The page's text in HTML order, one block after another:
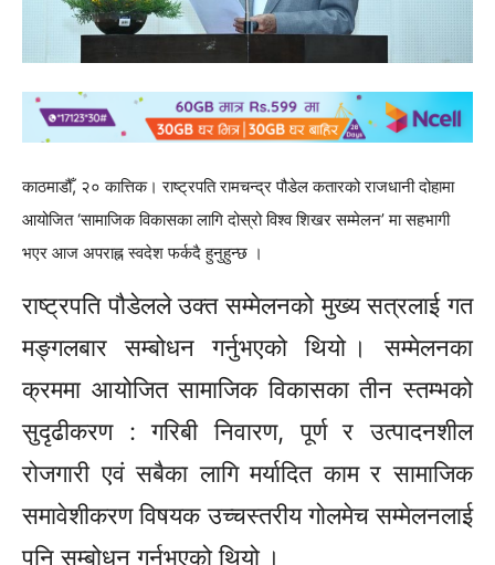
काठमाडौँ, २० कात्तिक। राष्ट्रपति रामचन्द्र पौडेल कतारको राजधानी दोहामा
आयोजित ‘सामाजिक विकासका लागि दोस्रो विश्व शिखर सम्मेलन’ मा सहभागी
भएर आज अपराह्न स्वदेश फर्कदै हुनुहुन्छ ।
राष्ट्रपति पौडेलले उक्त सम्मेलनको मुख्य सत्रलाई गत
मङ्गलबार सम्बोधन गर्नुभएको थियो । सम्मेलनका
क्रममा आयोजित सामाजिक विकासका तीन स्तम्भको
सुदृढीकरण : गरिबी निवारण, पूर्ण र उत्पादनशील
रोजगारी एवं सबैका लागि मर्यादित काम र सामाजिक
समावेशीकरण विषयक उच्चस्तरीय गोलमेच सम्मेलनलाई
पनि सम्बोधन गर्नुभएको थियो ।